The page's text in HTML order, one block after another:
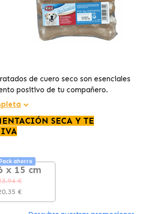
de cuero seco son esenciales
positivo de tu compañero.
deshidratada, promueven una
con un peso aproximado de 75
SECA Y TE
IVA
ahorro
x 15 cm
€
€